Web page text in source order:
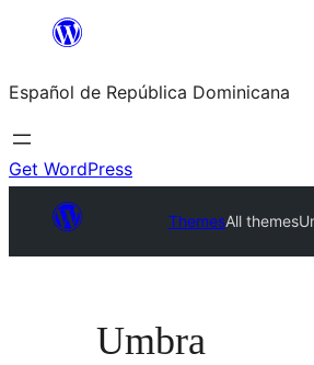
Saltar
contenido
Español de República Dominicana
Get WordPress
ThemesAll themes
Umbra